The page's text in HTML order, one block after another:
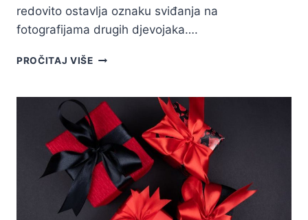
redovito ostavlja oznaku sviđanja na
fotografijama drugih djevojaka….
PROČITAJ VIŠEMOJ
FOTOGRAFIJE
DRUGIH
DJEVOJAKA
NA
INSTAGRAM:
ŠTO
SADA?